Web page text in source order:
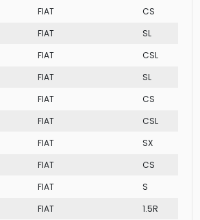
FIAT
CS
FIAT
SL
FIAT
CSL
FIAT
SL
FIAT
CS
FIAT
CSL
FIAT
SX
FIAT
CS
FIAT
S
FIAT 1.5R